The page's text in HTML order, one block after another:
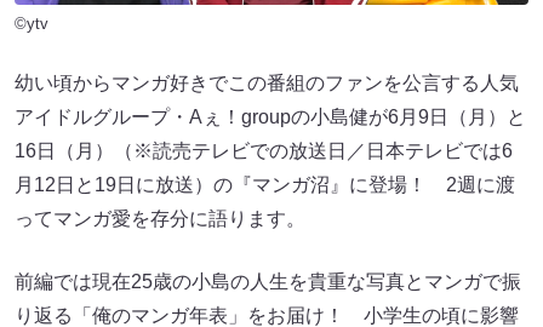
©ytv
幼い頃からマンガ好きでこの番組のファンを公言する人気
アイドルグループ・Aぇ！groupの小島健が6月9日（月）と
16日（月）（※読売テレビでの放送日／日本テレビでは6
月12日と19日に放送）の『マンガ沼』に登場！ 2週に渡
ってマンガ愛を存分に語ります。
前編では現在25歳の小島の人生を貴重な写真とマンガで振
り返る「俺のマンガ年表」をお届け！ 小学生の頃に影響